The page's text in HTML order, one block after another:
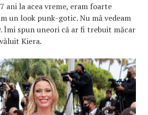
ani la acea vreme, eram foarte
un look punk-gotic. Nu mă vedeam
Îmi spun uneori că ar fi trebuit măcar
Kiera.